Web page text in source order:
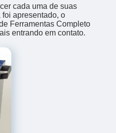
cada uma de suas
apresentado, o
Ferramentas Completo
entrando em contato.